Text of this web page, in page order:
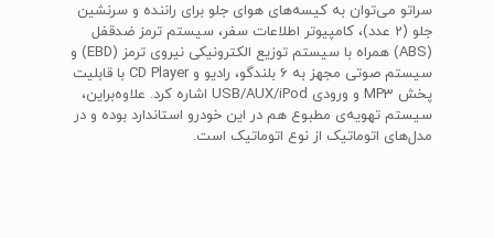
سراتو می‌توان به کیسه‌های هوای جلو برای راننده و سرنشین
جلو (2 عدد)، کامپیوتر اطلاعات سفر، سیستم ترمز ضدقفل
(ABS) همراه با سیستم توزیع الکترونیکی نیروی ترمز (EBD) و
سیستم صوتی مجهز به 6 بلندگو، رادیو و CD Player با قابلیت
پخش MP3 و ورودی USB/AUX/iPod اشاره کرد. علاوه‌براین،
سیستم تهویه‌ی مطبوع هم در این خودرو استاندارد بوده و در
مدل‌های اتوماتیک از نوع اتوماتیک است.